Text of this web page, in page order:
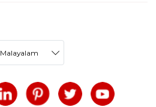
Malayalam